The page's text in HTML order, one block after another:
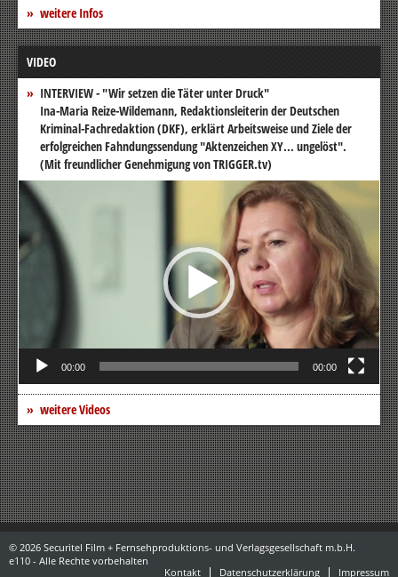
weitere Infos
VIDEO
INTERVIEW - "Wir setzen die Täter unter Druck"
Ina-Maria Reize-Wildemann, Redaktionsleiterin der Deutschen
Kriminal-Fachredaktion (DKF), erklärt Arbeitsweise und Ziele der
erfolgreichen Fahndungssendung "Aktenzeichen XY... ungelöst".
(Mit freundlicher Genehmigung von TRIGGER.tv)
Video-
Player
00:00 00:00
weitere Videos
© 2026 Securitel Film + Fernsehproduktions- und Verlagsgesellschaft m.b.H.
e110 - Alle Rechte vorbehalten
Kontakt
Datenschutzerklärung Impressum